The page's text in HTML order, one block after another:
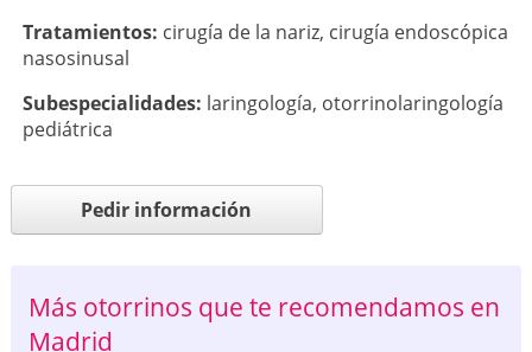
Tratamientos: cirugía de la nariz, cirugía endoscópica
nasosinusal
Subespecialidades: laringología, otorrinolaringología
pediátrica
Pedir información
Más otorrinos que te recomendamos en
Madrid